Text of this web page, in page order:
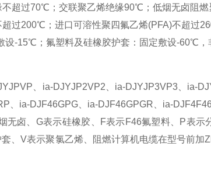
超过70℃；交联聚乙烯绝缘90℃；低烟无卤阻
过200℃；进口可溶性聚四氟乙烯(PFA)不超过
-15℃；氟塑料及硅橡胶护套：固定敷设-60℃，
、ia-DJYJP2VP2、ia-DJYJP3VP3、ia-
、ia-DJF46GPG、ia-DJF46GPGR、ia-
无卤、G表示硅橡胶、F表示F46氟塑料、P表示
、V表示聚氯乙烯、阻燃计算机电缆在型号前加